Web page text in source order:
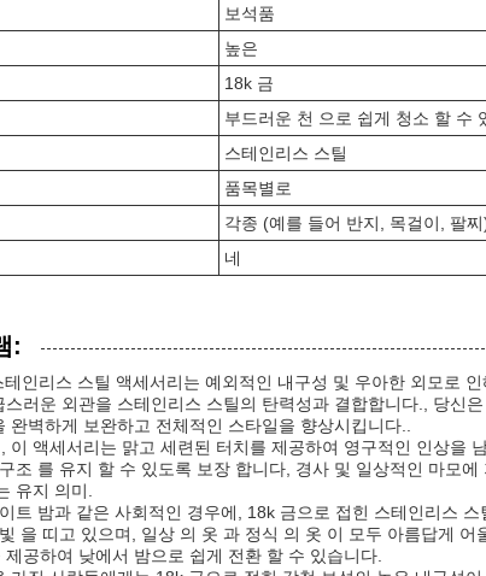
보석품
높은
18k 금
부드러운 천 으로 쉽게 청소 할 수
스테인리스 스틸
품목별로
각종 (예를 들어 반지, 목걸이, 팔찌
네
:
인리스 스틸 액세서리는 예외적인 내구성 및 우아한 외모로
스러운 외관을 스테인리스 스틸의 탄력성과 결합합니다., 당신
완벽하게 보완하고 전체적인 스타일을 향상시킵니다..
이 액세서리는 맑고 세련된 터치를 제공하여 영구적인 인상을
조 를 유지 할 수 있도록 보장 합니다, 경사 및 일상적인 마모
유지 의미.
트 밤과 같은 사회적인 경우에, 18k 금으로 접힌 스테인리스
을 띠고 있으며, 일상 의 옷 과 정식 의 옷 이 모두 아름답게
공하여 낮에서 밤으로 쉽게 전환 할 수 있습니다.